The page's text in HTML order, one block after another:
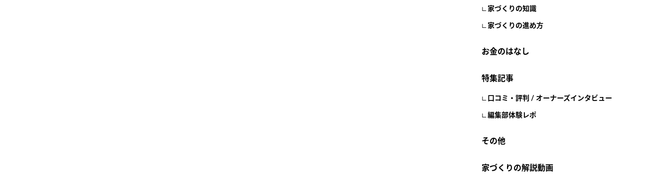
家づくりの知識
家づくりの進め方
お金のはなし
特集記事
口コミ・評判 / オーナーズインタビュー
編集部体験レポ
その他
家づくりの解説動画